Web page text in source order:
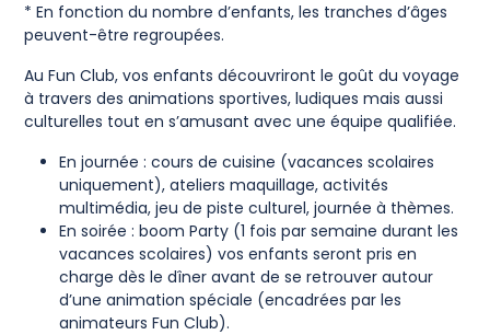
* En fonction du nombre d’enfants, les tranches d’âges
peuvent-être regroupées.
Au Fun Club, vos enfants découvriront le goût du voyage
à travers des animations sportives, ludiques mais aussi
culturelles tout en s’amusant avec une équipe qualifiée.
En journée : cours de cuisine (vacances scolaires
uniquement), ateliers maquillage, activités
multimédia, jeu de piste culturel, journée à thèmes.
En soirée : boom Party (1 fois par semaine durant les
vacances scolaires) vos enfants seront pris en
charge dès le dîner avant de se retrouver autour
d’une animation spéciale (encadrées par les
animateurs Fun Club).